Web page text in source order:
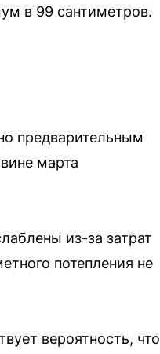
в 99 сантиметров.
предварительным
марта
из-за затрат
потепления не
вероятность, что